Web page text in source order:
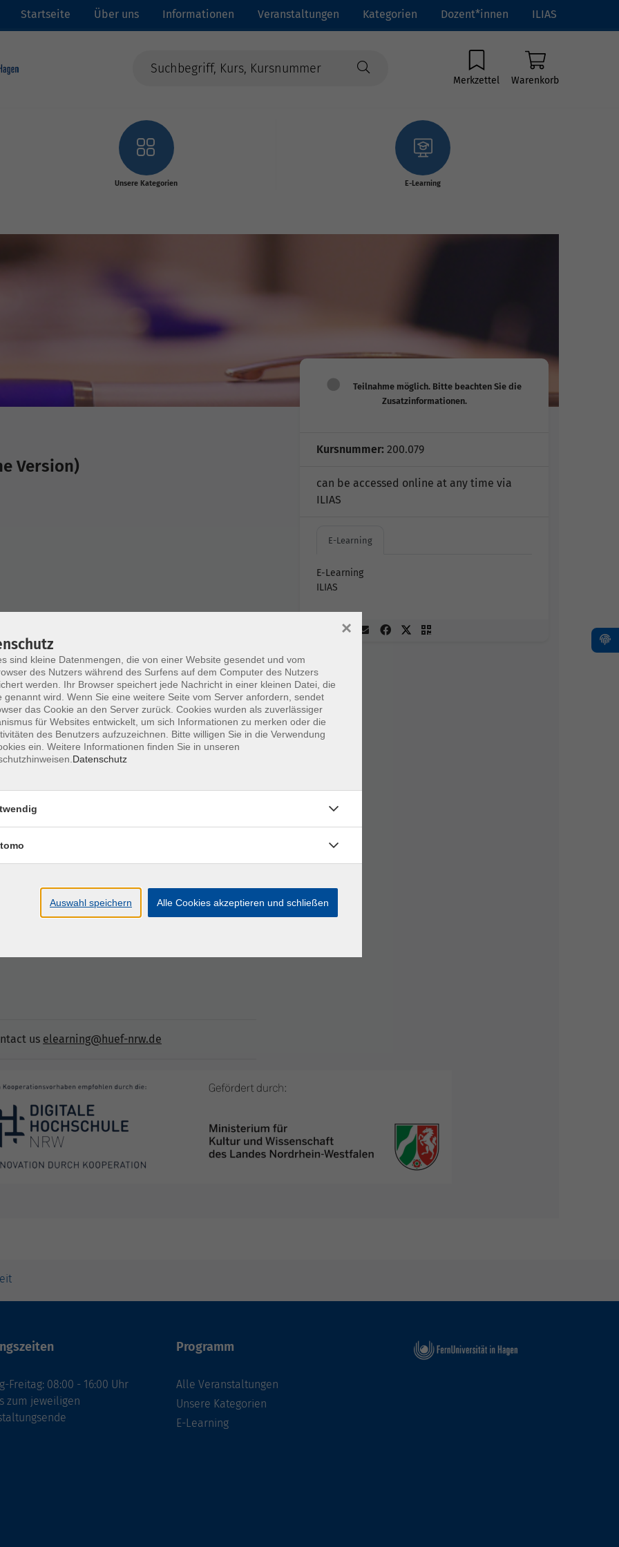
Startseite Über uns Informationen Veranstaltungen Kategorien Dozent*innen ILIAS
Merkzettel Warenkorb
Unsere Kategorien E-Learning
Version)
it is not enough to simply listen. Important
concentrate on the conversation partner and -
One method for shaping this communicative
guidance that allows listeners to understand
is thus one of the most important
"Active listening" shows participants how to
verbal control techniques.
more effective discussions with staff,
active listening
team colleagues need, in order to be able to
ILIAS account of HÜF and access the
us elearning@huef-nrw.de
Kursnummer: 200.079
can be accessed online at any time via
ILIAS
E-Learning
E-Learning
ILIAS
Freitag: 08:00 - 16:00 Uhr
zum jeweiligen
Programm
Alle Veranstaltungen
Unsere Kategorien
E-Learning
sind kleine Datenmengen, die von einer Website gesendet und vom
des Nutzers während des Surfens auf dem Computer des Nutzers
werden. Ihr Browser speichert jede Nachricht in einer kleinen Datei, die
genannt wird. Wenn Sie eine weitere Seite vom Server anfordern, sendet
das Cookie an den Server zurück. Cookies wurden als zuverlässiger
für Websites entwickelt, um sich Informationen zu merken oder die
des Benutzers aufzuzeichnen. Bitte willigen Sie in die Verwendung
ein. Weitere Informationen finden Sie in unseren
Datenschutz
×
Auswahl speichern Alle Cookies akzeptieren und schließen